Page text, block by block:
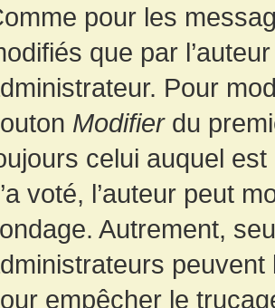
pour les
que par
Pour
Modifierdu
celui auquel
voté, l’auteur peut
Autrement,
empêcher le